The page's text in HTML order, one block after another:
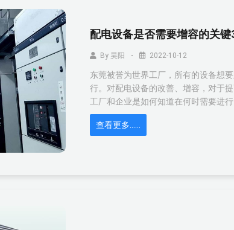
配电设备是否需要增容的关键
By 昊阳 2022-10-12
东莞被誉为世界工厂，所有的设备想
行。对配电设备的改善、增容，对于
工厂和企业是如何知道在何时需要进
查看更多……